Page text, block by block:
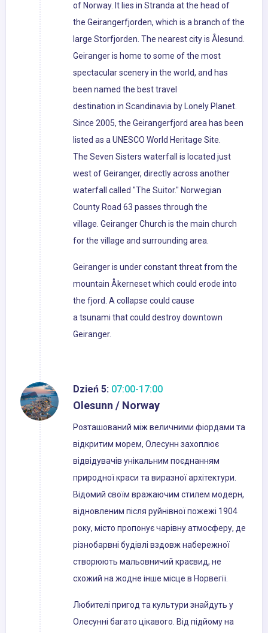
of Norway. It lies in Stranda at the head of
the Geirangerfjorden, which is a branch of the
large Storfjorden. The nearest city is Ålesund.
Geiranger is home to some of the most
spectacular scenery in the world, and has
been named the best travel
destination in Scandinavia by Lonely Planet.
Since 2005, the Geirangerfjord area has been
listed as a UNESCO World Heritage Site.
The Seven Sisters waterfall is located just
west of Geiranger, directly across another
waterfall called "The Suitor." Norwegian
County Road 63 passes through the
village. Geiranger Church is the main church
for the village and surrounding area.
Geiranger is under constant threat from the
mountain Åkerneset which could erode into
the fjord. A collapse could cause
a tsunami that could destroy downtown
Geiranger.
Dzień 5: 07:00-17:00
Olesunn / Norway
Розташований між величними фіордами та
відкритим морем, Олесунн захоплює
відвідувачів унікальним поєднанням
природної краси та виразної архітектури.
Відомий своїм вражаючим стилем модерн,
відновленим після руйнівної пожежі 1904
року, місто пропонує чарівну атмосферу, де
різнобарвні будівлі вздовж набережної
створюють мальовничий краєвид, не
схожий на жодне інше місце в Норвегії.
Любителі пригод та культури знайдуть у
Олесунні багато цікавого. Від підйому на